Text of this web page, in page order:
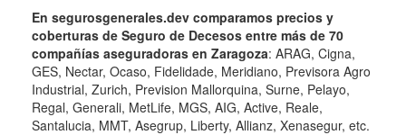
En segurosgenerales.dev comparamos precios y
coberturas de Seguro de Decesos entre más de 70
compañías aseguradoras en Zaragoza: ARAG, Cigna,
GES, Nectar, Ocaso, Fidelidade, Meridiano, Previsora Agro
Industrial, Zurich, Prevision Mallorquina, Surne, Pelayo,
Regal, Generali, MetLife, MGS, AIG, Active, Reale,
Santalucia, MMT, Asegrup, Liberty, Allianz, Xenasegur, etc.